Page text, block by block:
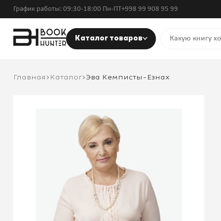
График работы: 09:30-18:00 Пн-ПТ+998 99 908 95 99
Каталог товаров
Главная Каталог Эва Кемписты-Езнах